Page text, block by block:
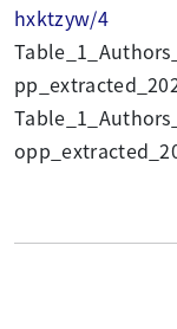
hxktzyw/4